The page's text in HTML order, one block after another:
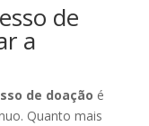
de
a
de doação é
Quanto mais